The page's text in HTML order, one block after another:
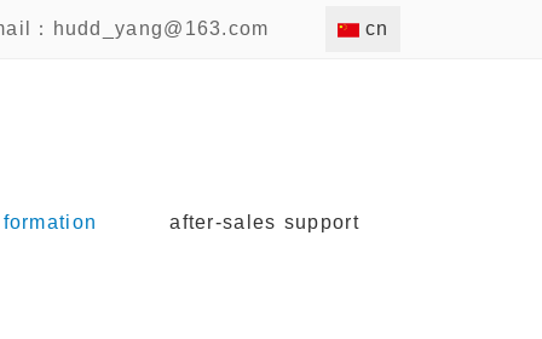
： hudd_yang@163.com cn
after-sales support